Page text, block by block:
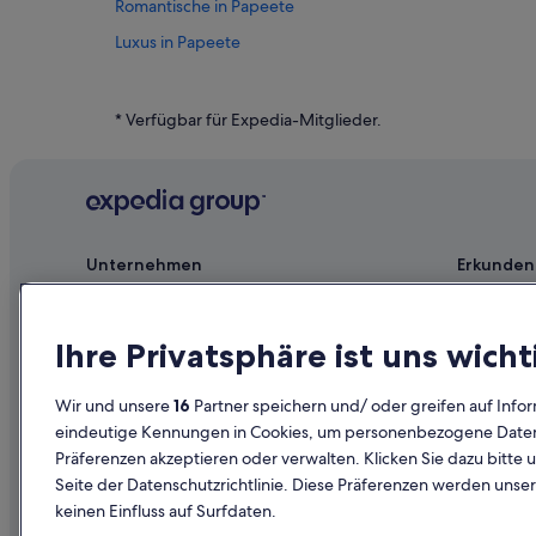
Romantische in Papeete
Luxus in Papeete
Baumhäuser in Papeete
Accor Hotels in Papeete
Hotels mit Wellnessbereich in Papeete
Strand in Papeete
Punaauia Hotels
* Verfügbar für Expedia-Mitglieder.
Unternehmen
Unterkunft registrieren
Affiliate Marketing
Presse
Erkunden
Hotels in
Mietwagen
Ihre Privatsphäre ist uns
Wir und unsere16 Partner speichern und/ oder greifen auf
eindeutige Kennungen in Cookies, um personenbezogene
Präferenzen akzeptieren oder verwalten. Klicken Sie dazu bitte
Seite der Datenschutzrichtlinie. Diese Präferenzen werden
keinen Einfluss auf Surfdaten.